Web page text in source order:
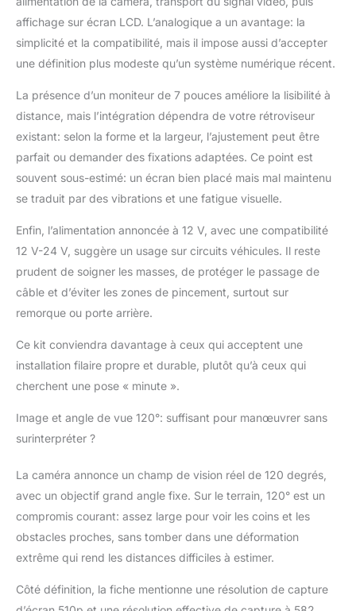
le feu de recul, et
l'image de recul est
automatiquement
déclenchée lors de la
de connexion à 4
broches : une solution
fois l'alimentation et la
transmission du signal.
Aucun câble
d'alimentation n'est
connecter les caméras.
Le moniteur peut
directement. Un fil dur
épais peut mieux
du véhicule que le
câble AV normal.
affichage sur écran LCD. L’analogique a un avantage: la
simplicité et la compatibilité, mais il impose aussi d’accepter
une définition plus modeste qu’un système numérique récent.
La présence d’un moniteur de 7 pouces améliore la lisibilité à
distance, mais l’intégration dépendra de votre rétroviseur
existant: selon la forme et la largeur, l’ajustement peut être
parfait ou demander des fixations adaptées. Ce point est
souvent sous-estimé: un écran bien placé mais mal maintenu
se traduit par des vibrations et une fatigue visuelle.
Enfin, l’alimentation annoncée à 12 V, avec une compatibilité
12 V-24 V, suggère un usage sur circuits véhicules. Il reste
prudent de soigner les masses, de protéger le passage de
câble et d’éviter les zones de pincement, surtout sur
remorque ou porte arrière.
Ce kit conviendra davantage à ceux qui acceptent une
installation filaire propre et durable, plutôt qu’à ceux qui
cherchent une pose « minute ».
Image et angle de vue 120°: suffisant pour manœuvrer sans
surinterpréter ?
La caméra annonce un champ de vision réel de 120 degrés,
avec un objectif grand angle fixe. Sur le terrain, 120° est un
compromis courant: assez large pour voir les coins et les
obstacles proches, sans tomber dans une déformation
extrême qui rend les distances difficiles à estimer.
Côté définition, la fiche mentionne une résolution de capture